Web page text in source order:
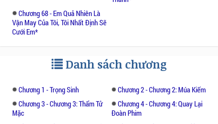
Đây vốn là hướng đi của Phùng Vân Hi cô.
Cho đến khi cô gặp Tô Duệ trong một lần
quay phim, cô liền bỏ rơi kim chủ nhà mình.
lui về phía sau trợ giúp cho Tô Duệ nổi tiếng
trong giới nghệ sĩ là tốt rồi. Mặc kệ là đạt
được vị trí gì thì chỉ cần hai người họ vẫn ở
cùng nhau là tốt nhất rồi.
Chỉ là, hiện thực tàn khốc.
Chương 68 - Em Quả Nhiên Là
Vận May Của Tôi, Tôi Nhất Định Sẽ
Cưới Em*
Danh sách chương
Chương 1 - Trọng Sinh
Chương 2 - Chương 2: Múa Kiếm
Chương 3 - Chương 3: Thẩm Tử
Mặc
Chương 4 - Chương 4: Quay Lại
Đoàn Phim